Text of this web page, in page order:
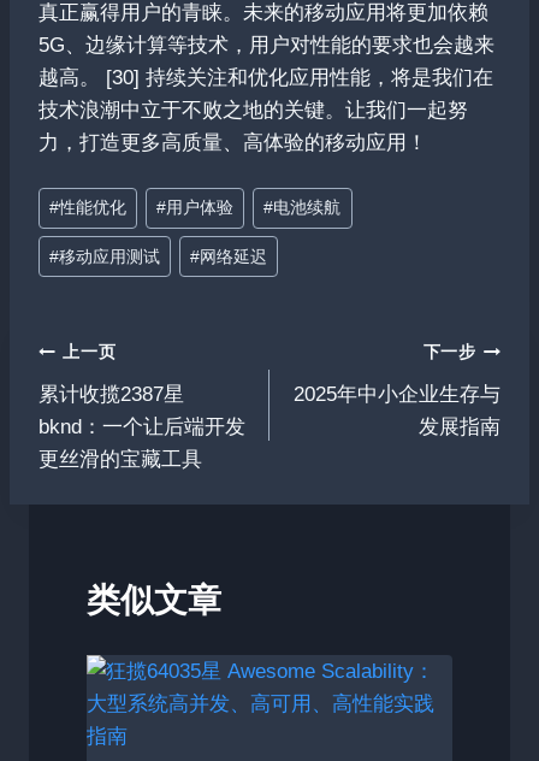
真正赢得用户的青睐。未来的移动应用将更加依赖
5G、边缘计算等技术，用户对性能的要求也会越来
越高。 [30] 持续关注和优化应用性能，将是我们在
技术浪潮中立于不败之地的关键。让我们一起努
力，打造更多高质量、高体验的移动应用！
文
章
标
#性能优化 #用户体验 #电池续航
#移动应用测试 #网络延迟
文
章
导
航
上一页
累计收揽2387星
bknd：一个让后端开发
更丝滑的宝藏工具
下一步
2025年中小企业生存与
发展指南
类似文章